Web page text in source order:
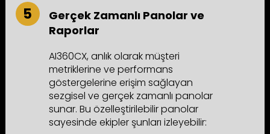
Gerçek Zamanlı Panolar ve
Raporlar
AI360CX, anlık olarak müşteri
metriklerine ve performans
göstergelerine erişim sağlayan
sezgisel ve gerçek zamanlı panolar
sunar. Bu özelleştirilebilir panolar
sayesinde ekipler şunları izleyebilir: